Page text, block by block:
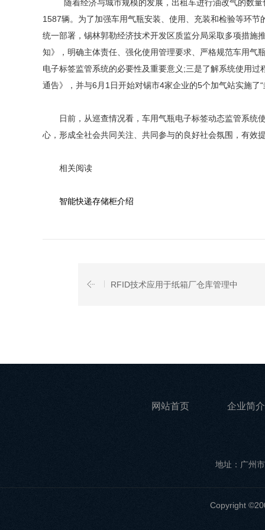
随着经济与城市规模的发展，出租车进行油改气的数量
1587辆。为了加强车用气瓶安装、使用、充装和检验等环
统一部署，锡林郭勒经济技术开发区质监分局采取多项措施
知》，明确主体责任、强化使用管理要求、严格规范车用气
电子标签监管系统的必要性及重要意义;三是了解系统使用
通告》，并与6月1日开始对锡市4家企业的5个加气站实施了
日前，从巡查情况看，车用气瓶电子标签动态监管系统使
心，形成全社会共同关注、共同参与的良好社会氛围，有效
相关阅读
智能快递存储柜介绍
RFID技术应用于纸箱厂仓库管理中
网站首页 企业简介
地址：广州
Copyright